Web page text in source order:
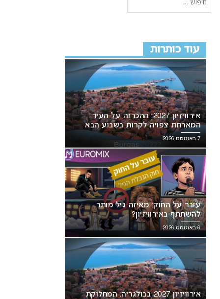
עוד כותרות
אירוויזיון 2027: ההכרזה על העיר
המארחת צפויה לקרות בשבוע הבא
7 באוגוסט 2026
עובר על החוק: מאיזה גיל מותר
להשתתף באירוויזיון?
6 באוגוסט 2026
אירוויזיון 2027 בבולגריה: המחלוקת